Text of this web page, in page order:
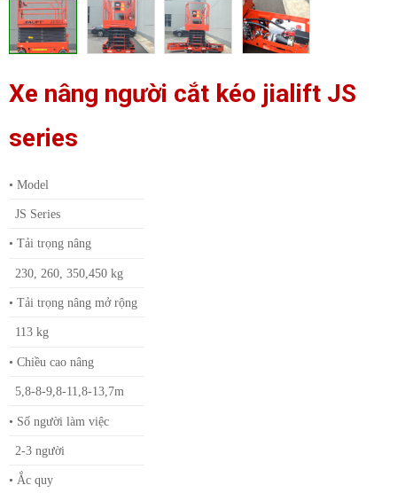
Xe nâng người cắt kéo jialift JS
series
• Model
JS Series
• Tải trọng nâng
230, 260, 350,450 kg
• Tải trọng nâng mở rộng
113 kg
• Chiều cao nâng
5,8-8-9,8-11,8-13,7m
• Số người làm việc
2-3 người
• Ắc quy